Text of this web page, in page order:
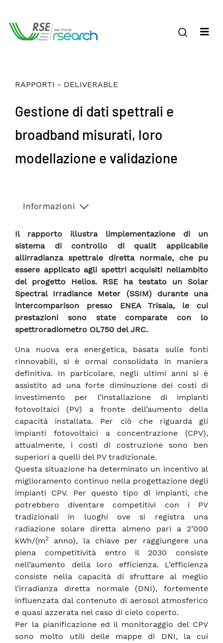
RAPPORTI - DELIVERABLE
Gestione di dati spettrali e
broadband misurati, loro
modellazione e validazione
Informazioni
Il rapporto illustra limplementazione di un
sistema di controllo di qualit applicabile
allirradianza spettrale diretta normale, che pu
essere applicato agli spettri acquisiti nellambito
del progetto Helios. RSE ha testato un Solar
Spectral Irradiance Meter (SSIM) durante una
intercomparison presso ENEA Trisaia, le cui
prestazioni sono state comparate con lo
spettroradiometro OL750 del JRC.
Una nuova era energetica, basata sulle fonti
rinnovabili, si è ormai consolidata in maniera
definitiva. In particolare, negli ultimi anni si è
assistito ad una forte diminuzione dei costi di
investimento per l’installazione di impianti
fotovoltaici (PV) a fronte dell’aumento della
capacità installata. Per ciò che riguarda gli
impianti fotovoltaici a concentrazione (CPV),
attualmente, i costi di costruzione sono ben
superiori a quelli del PV tradizionale.
Questa situazione ha determinato un incentivo al
miglioramento continuo nella progettazione degli
impianti CPV. Per questo tipo di impianti, che
potrebbero diventare competitivi con i PV
tradizionali in luoghi ove si registra una
radiazione solare diretta almeno pari a 2’000
kWh/(m2
anno), la chiave per raggiungere una
piena competitività entro il 2030 consiste
nell’aumento della loro efficienza. L’efficienza
consiste nella capacità di sfruttare al meglio
l’irradianza diretta normale (DNI), fortemente
influenzata dal contenuto di aerosol atmosferico
e quasi azzerata nel caso di cielo coperto.
Per la pianificazione ed il monitoraggio del CPV
sono molto utili delle mappe di DNI, la cui